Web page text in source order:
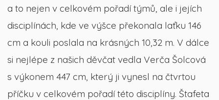
a to nejen v celkovém pořadí týmů, ale i jejích
disciplínách, kde ve výšce překonala laťku 146
cm a kouli poslala na krásných 10,32 m. V dálce
si nejlépe z našich děvčat vedla Verča Šolcová
s výkonem 447 cm, který ji vynesl na čtvrtou
příčku v celkovém pořadí této disciplíny. Štafeta